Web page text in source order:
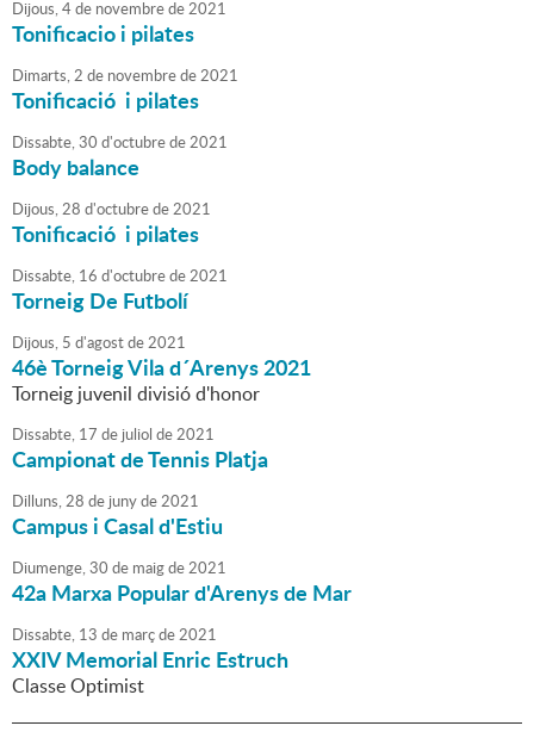
Dijous,4de novembrede2021
Tonificacio i pilates
Dimarts,2 de novembrede2021
Tonificació i pilates
Dissabte,30 d'octubrede2021
Body balance
Dijous,28 d'octubrede2021
Tonificació i pilates
Dissabte, 16 d'octubrede2021
Torneig De Futbolí
Dijous, 5 d'agostde2021
46è Torneig Vila d´Arenys 2021
Torneig juvenil divisió d'honor
Dissabte, 17 de juliol de2021
Campionat de Tennis Platja
Dilluns,28 de junyde2021
Campus i Casal d'Estiu
Diumenge,30 de maigde2021
42a Marxa Popular d'Arenys de Mar
Dissabte, 13 de marçde2021
XXIV Memorial Enric Estruch
Classe Optimist